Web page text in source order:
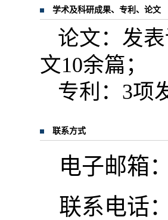
学术及科研成果、专利、论文
论文：发
文10余篇；
专利：3项
联系方式
电子邮箱
联系电话